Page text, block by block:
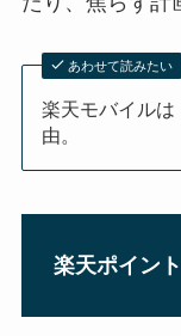
あわせて読みたい
楽天モバイル
由。
楽天ポイン